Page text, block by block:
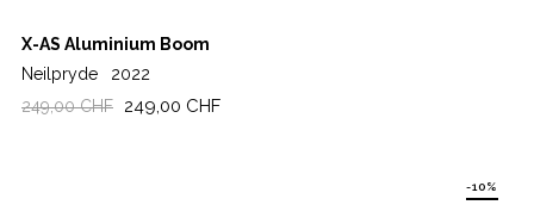
X-AS Aluminium Boom
Neilpryde
2022
Regulärer
249,00 CHF Preis
249,00 CHF
-10%